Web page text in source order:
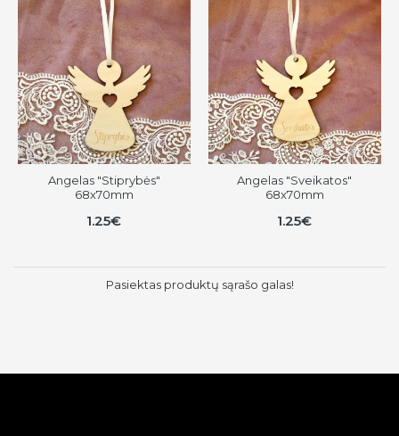
Angelas "Stiprybės"
68x70mm
1.25€
Angelas "Sveikatos"
68x70mm
1.25€
Pasiektas produktų sąrašo galas!